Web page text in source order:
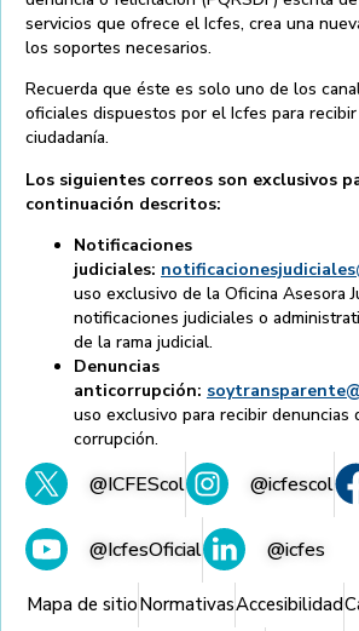
servicios que ofrece el Icfes, crea una
los soportes necesarios.
Recuerda que éste es solo uno de los
oficiales dispuestos por el Icfes para recibir
ciudadanía.
Los siguientes correos son exclusivos
continuación descritos:
Notificaciones
judiciales:
uso exclusivo de la Oficina Asesora
notificaciones judiciales o
de la rama judicial.
Denuncias
anticorrupción:
uso exclusivo para recibir denuncias
corrupción.
@ICFEScol @icfescol
@IcfesOficial @icfes
Mapa de sitioNormativasAccesibilidad